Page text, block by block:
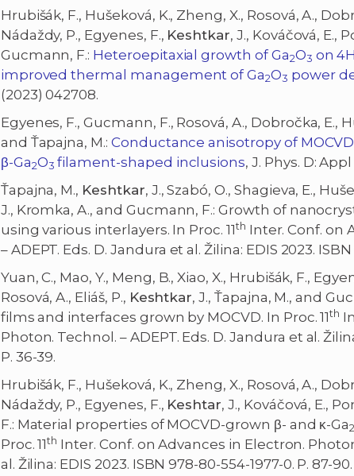
Hrubišák, F., Hušeková, K., Zheng, X., Rosová, A.,
Nádaždy, P., Egyenes, F., Keshtkar, J., Kováčová, E.,
Gucmann, F.: Heteroepitaxial growth of Ga2O3 on
improved thermal management of Ga2O3 power
(2023) 042708.
Egyenes, F., Gucmann, F., Rosová, A., Dobročka, E.,
and Ťapajna, M.: Conductance anisotropy of
β-Ga2O3 filament-shaped inclusions, J. Phys. D:
Ťapajna, M., Keshtkar, J., Szabó, O., Shagieva, E.,
J., Kromka, A., and Gucmann, F.: Growth of
using various interlayers. In Proc. 11th Inter. Conf. on
– ADEPT. Eds. D. Jandura et al. Žilina: EDIS 2023.
Yuan, C., Mao, Y., Meng, B., Xiao, X., Hrubišák, F.,
Rosová, A., Eliáš, P., Keshtkar, J., Ťapajna, M., and
films and interfaces grown by MOCVD. In Proc. 11th
Photon. Technol. – ADEPT. Eds. D. Jandura et al.
P. 36-39.
Hrubišák, F., Hušeková, K., Zheng, X., Rosová, A.,
Nádaždy, P., Egyenes, F., Keshtar, J., Kováčová, E.,
F.: Material properties of MOCVD-grown β- and κ-Ga
Proc. 11th Inter. Conf. on Advances in Electron.
al. Žilina: EDIS 2023. ISBN 978-80-554-1977-0. P. 87-90.